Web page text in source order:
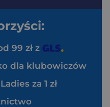
99 zł z
dla klubowiczów
za 1 zł